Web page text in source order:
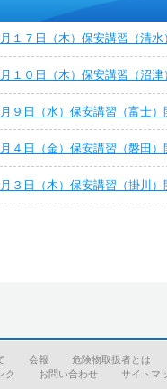
月１７日（木）保安講習（清
月１０日（木）保安講習（沼
月９日（水）保安講習（富士
月４日（金）保安講習（磐田
月３日（木）保安講習（掛川
会報
危険物取扱者とは
ク お問い合わせ サイトマ